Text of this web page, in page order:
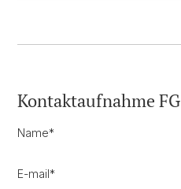
Kontaktaufnahme FG
Name*
E-mail*